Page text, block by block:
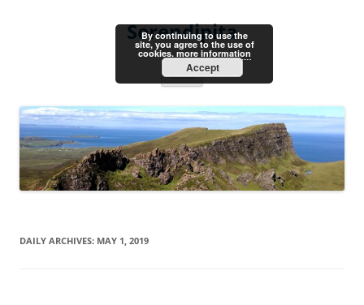
Serendipita
Menu
DAILY ARCHIVES: MAY 1, 2019
By continuing to use the
site, you agree to the use of
cookies. more information
Accept